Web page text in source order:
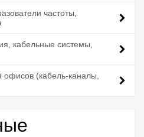
частоты,
кабельные системы,
офисов (кабель-каналы,